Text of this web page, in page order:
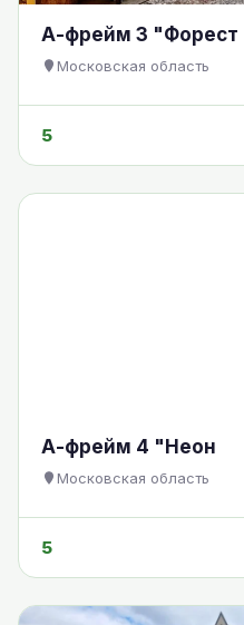
А-фрейм 3 "Форест
Московская область
5
А-фрейм 4 "Неон
Московская область
5